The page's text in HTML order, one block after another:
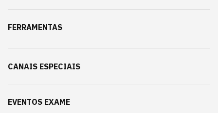
FERRAMENTAS
CANAIS ESPECIAIS
EVENTOS EXAME